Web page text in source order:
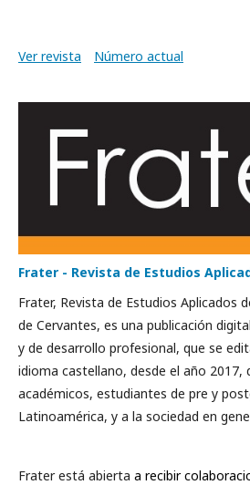
Ver revista Número actual
Frater - Revista de Estudios
Frater, Revista de Estudios Aplicados
de Cervantes, es una publicación
y de desarrollo profesional, que se
idioma castellano, desde el año 2017,
académicos, estudiantes de pre y
Latinoamérica, y a la sociedad en
Frater está abierta a recibir